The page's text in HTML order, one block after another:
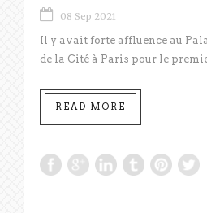
08 Sep 2021
Il y avait forte affluence au
de la Cité à Paris pour le
READ MORE